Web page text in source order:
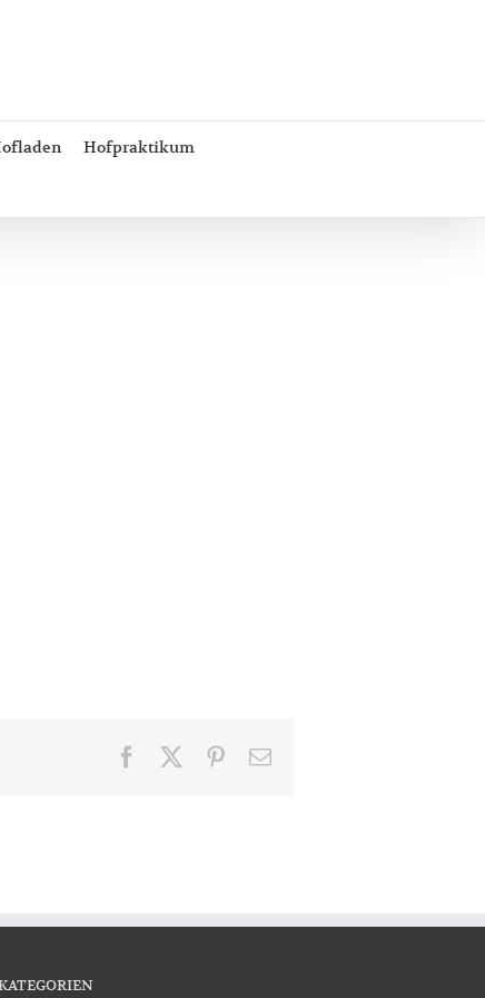
Hofpraktikum
Facebook Pinterest
E-